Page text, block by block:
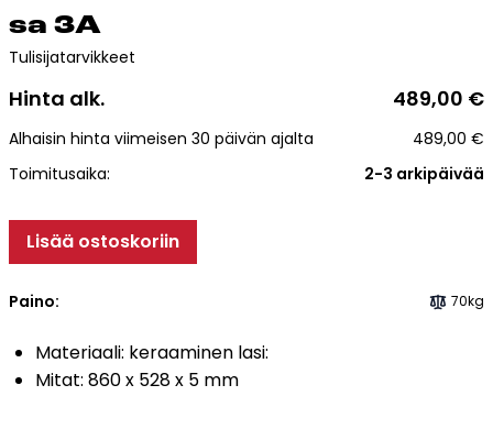
Esitteet, hinnastot ja ohjeet
Tiileri lasku
Tiilet ja tiililaatat
Tiililaatat
Aukonylitysratkaisut ja
Vastuullisuus
Tiilityökalu
sa 3A
Tulisijatarvikkeet
Hinta alk. 489,00 €
Alhaisin hinta viimeisen 30 päivän ajalta 489,00 €
Toimitusaika:
2-3 arkipäivää
Lisää ostoskoriin
Paino: 70kg
Materiaali: keraaminen lasi:
Mitat: 860 x 528 x 5 mm